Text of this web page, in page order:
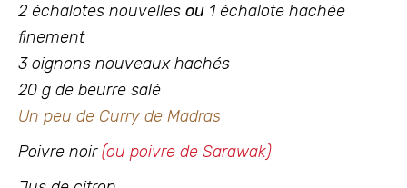
2 échalotes nouvelles ou 1 échalote hachée
finement
3 oignons nouveaux hachés
20 g de beurre salé
Un peu de Curry de Madras
Poivre noir(ou poivre de Sarawak)